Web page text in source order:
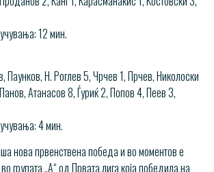
12 мин.
Паунков, Н. Роглев 5, Чрчев 1, Прчев, Николоски
Атанасов 8, Ѓуриќ 2, Попов 4, Пеев 3,
4 мин.
нова првенствена победа и во моментов е
групата „А“ од Првата лига која победила на